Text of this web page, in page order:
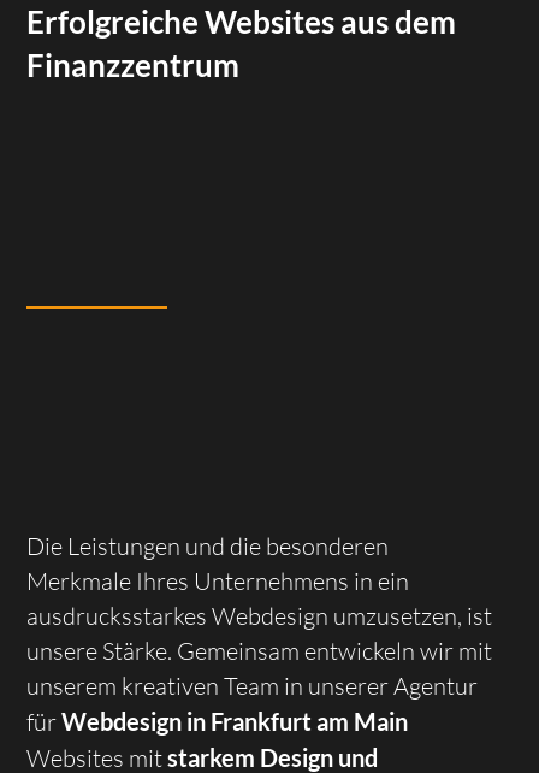
Erfolgreiche Websites aus dem
Finanzzentrum
Die Leistungen und die besonderen
Merkmale Ihres Unternehmens in ein
ausdrucksstarkes Webdesign umzusetzen, ist
unsere Stärke. Gemeinsam entwickeln wir mit
unserem kreativen Team in unserer Agentur
fürWebdesign in Frankfurt am Main
Websites mitstarkem Design und